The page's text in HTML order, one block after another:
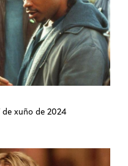
de xuño de 2024